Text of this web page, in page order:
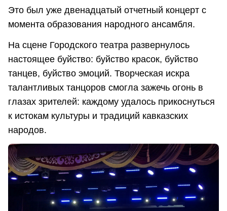
Это был уже двенадцатый отчетный концерт с
момента образования народного ансамбля.
На сцене Городского театра развернулось
настоящее буйство: буйство красок, буйство
танцев, буйство эмоций. Творческая искра
талантливых танцоров смогла зажечь огонь в
глазах зрителей: каждому удалось прикоснуться
к истокам культуры и традиций кавказских
народов.